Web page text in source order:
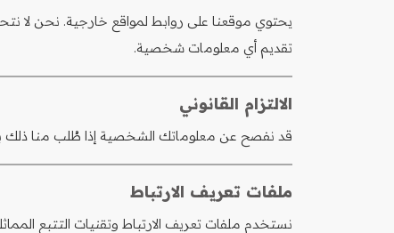
يحتوي موقعنا على روابط لمواقع خارجية. نحن لا
تقديم أي معلومات شخصية.
الالتزام القانوني
قد نفصح عن معلوماتك الشخصية إذا طُلب منا ذلك
ملفات تعريف الارتباط
نستخدم ملفات تعريف الارتباط وتقنيات التتبع